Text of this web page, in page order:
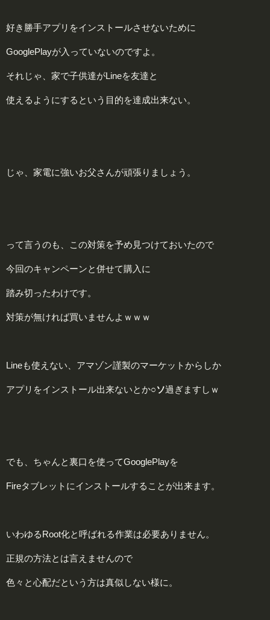
好き勝手アプリをインストールさせないために
GooglePlayが入っていないのですよ。
それじゃ、家で子供達がLineを友達と
使えるようにするという目的を達成出来ない。
じゃ、家電に強いお父さんが頑張りましょう。
って言うのも、この対策を予め見つけておいたので
今回のキャンペーンと併せて購入に
踏み切ったわけです。
対策が無ければ買いませんよｗｗｗ
Lineも使えない、アマゾン謹製のマーケットからしか
アプリをインストール出来ないとか○ソ過ぎますしｗ
でも、ちゃんと裏口を使ってGooglePlayを
Fireタブレットにインストールすることが出来ます。
いわゆるRoot化と呼ばれる作業は必要ありません。
正規の方法とは言えませんので
色々と心配だという方は真似しない様に。